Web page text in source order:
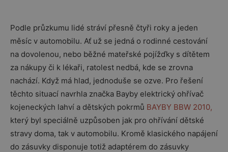
Podle průzkumu lidé stráví přesně čtyři roky a jeden
měsíc v automobilu. Ať už se jedná o rodinné cestování
na dovolenou, nebo běžné mateřské pojížďky s dítětem
za nákupy či k lékaři, ratolest nedbá, kde se zrovna
nachází. Když má hlad, jednoduše se ozve. Pro řešení
těchto situací navrhla značka Bayby elektrický ohřívač
kojeneckých lahví a dětských pokrmů BAYBY BBW 2010,
který byl speciálně uzpůsoben jak pro ohřívání dětské
stravy doma, tak v automobilu. Kromě klasického napájení
do zásuvky disponuje totiž adaptérem do zásuvky